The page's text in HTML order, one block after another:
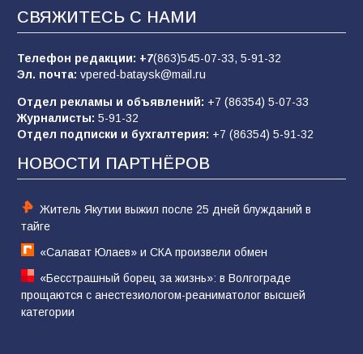
«Слухами Москву не возьмёшь»: почему
заявления Киева о мобилизации — это
отчаяние, а не разведка
83 02.08.2026
Командовал боем до последнего: герой
60 05.08.2026
СВЯЖИТЕСЬ С НАМИ
Телефон редакции: +7(863)545-07-33, 5-91-32
Эл. почта: vpered-bataysk@mail.ru
Отдел рекламы и объявлений: +7 (86354) 5-07-33
Журналисты: 5-91-32
Отдел подписки и бухгалтерия: +7 (86354) 5-91-32
НОВОСТИ ПАРТНЁРОВ
Житель Якутии выжил после 25 дней блужданий в
тайге
«Салават Юлаев» и СКА произвели обмен
«Бесстрашный борец за жизнь»: в Волгограде
прощаются с анестезиологом-реаниматолог высшей
категории